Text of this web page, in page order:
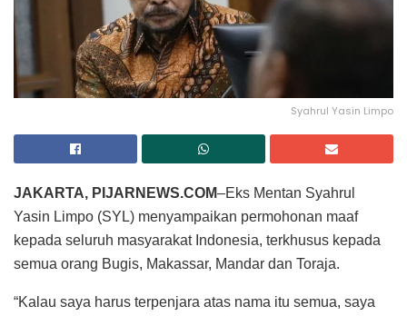
Syahrul Yasin Limpo
JAKARTA, PIJARNEWS.COM–Eks Mentan Syahrul
Yasin Limpo (SYL) menyampaikan permohonan maaf
kepada seluruh masyarakat Indonesia, terkhusus kepada
semua orang Bugis, Makassar, Mandar dan Toraja.
“Kalau saya harus terpenjara atas nama itu semua, saya